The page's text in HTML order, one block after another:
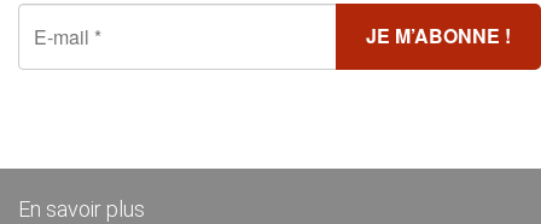
En savoir plus